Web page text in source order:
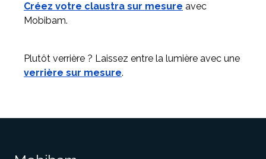
Créez votre claustra sur mesure avec
Mobibam.
Plutôt verrière ? Laissez entre la lumière avec une
verrière sur mesure.